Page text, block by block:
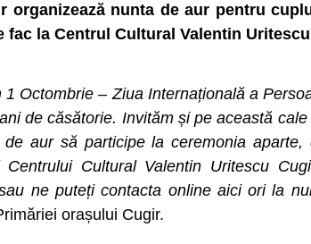
organizează nunta de aur pentru
fac la Centrul Cultural Valentin
1 Octombrie – Ziua Internațională a
de căsătorie. Invităm și pe această
aur să participe la ceremonia aparte,
Cultural Valentin Uritescu
ne puteți contacta online aici ori la
orașului Cugir.